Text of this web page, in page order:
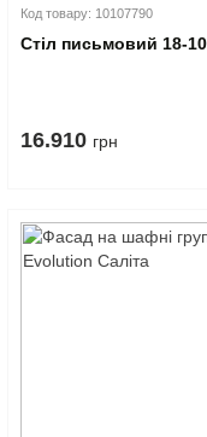
Код товару: 10107790
Стіл письмовий 18-
16.910 грн